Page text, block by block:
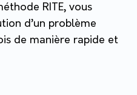
RITE, vous
d’un problème
de manière rapide et